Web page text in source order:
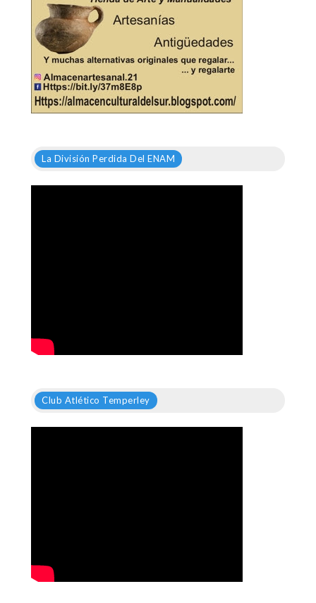
La División Perdida Del ENAM
Club Atlético Temperley